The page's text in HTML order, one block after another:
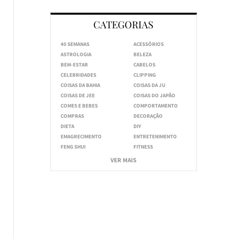
CATEGORIAS
40 SEMANAS
ACESSÓRIOS
ASTROLOGIA
BELEZA
BEM-ESTAR
CABELOS
CELEBRIDADES
CLIPPING
COISAS DA BAHIA
COISAS DA JU
COISAS DE JEE
COISAS DO JAPÃO
COMES E BEBES
COMPORTAMENTO
COMPRAS
DECORAÇÃO
DIETA
DIY
EMAGRECIMENTO
ENTRETENIMENTO
FENG SHUI
FITNESS
VER MAIS